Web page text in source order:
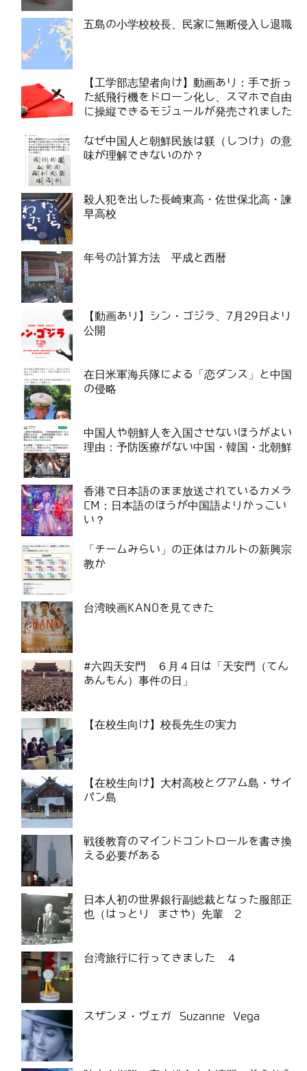
五島の小学校校長、民家に無断侵入し退職
【工学部志望者向け】動画あり：手で折っ
た紙飛行機をドローン化し、スマホで自由
に操縦できるモジュールが発売されました
なぜ中国人と朝鮮民族は躾（しつけ）の意
味が理解できないのか？
殺人犯を出した長崎東高・佐世保北高・諫
早高校
年号の計算方法 平成と西暦
【動画あり】シン・ゴジラ、7月29日より
公開
在日米軍海兵隊による「恋ダンス」と中国
の侵略
中国人や朝鮮人を入国させないほうがよい
理由：予防医療がない中国・韓国・北朝鮮
香港で日本語のまま放送されているカメラ
CM：日本語のほうが中国語よりかっこい
い？
「チームみらい」の正体はカルトの新興宗
教か
台湾映画KANOを見てきた
#六四天安門 ６月４日は「天安門（てん
あんもん）事件の日」
【在校生向け】校長先生の実力
【在校生向け】大村高校とグアム島・サイ
パン島
戦後教育のマインドコントロールを書き換
える必要がある
日本人初の世界銀行副総裁となった服部正
也（はっとり まさや）先輩 2
台湾旅行に行ってきました ４
スザンヌ・ヴェガ Suzanne Vega